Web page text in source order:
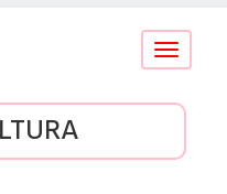
Conmutar